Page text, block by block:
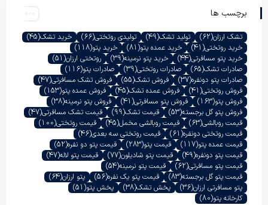
برچسب ها
تشک ارزان(62) تولید تشک(49) تولیدی روتختی(66) خرید تشک(45)
خرید روتختی(41) خرید عمده پتو(81) خرید پتو(118)
خرید پتو مسافرتی(44) خرید پتو نرمینه(39) روتختی ارزان(51)
صادرات تشک(65) صادرات روتختی(39) صادرات پتو(116)
صادرات پتو دونفره(37) فروش تشک(55) فروش تشک مسافرتی(47)
فروش روتختی(41) فروش عمده تشک(45) فروش عمده پتو(153)
فروش پتو(163) فروش پتو مسافرتی(41) فروش پتو نرمینه(38)
فروش پتو گل برجسته(53) قیمت تشک(99) قیمت تشک مسافرتی(47)
قیمت روبالشی(63) قیمت روبالشی مخمل(45) قیمت روتختی(100)
قیمت روتختی دونفره(61) قیمت روتختی سه بعدی(46)
قیمت عمده پتو(117) قیمت پتو(283) قیمت پتو دو نفره(52)
قیمت پتو دونفره(49) قیمت پتو شادیلون(77) قیمت پتو لاله(47)
قیمت پتو مسافرتی(62) قیمت پتو نرمینه(54)
قیمت پتو گل برجسته(83) قیمت پتو یک نفره(56) پتو ارزان(64)
پتو مسافرتی ارزان(36) پخش تشک(38) پخش پتو(51)
کارخانه پتو(80)